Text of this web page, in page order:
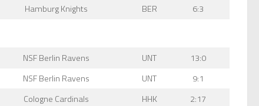
Hamburg Knights BER
6:3
NSF Berlin Ravens UNT
13:0
NSF Berlin Ravens UNT
9:1
Cologne Cardinals HHK
2:17